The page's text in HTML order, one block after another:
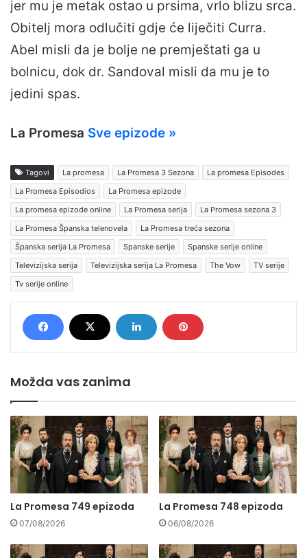
jer mu je metak ostao u prsima, vrlo blizu srca.
Obitelj mora odlučiti gdje će liječiti Curra.
Abel misli da je bolje ne premještati ga u
bolnicu, dok dr. Sandoval misli da mu je to
jedini spas.
La Promesa Sve epizode »
Tagovi La promesa La Promesa 3 Sezona
La promesa Episodes
La Promesa Episodios
La Promesa epizode
La promesa epizode online
La Promesa serija
La Promesa sezona 3
La Promesa Španska telenovela
La Promesa treća sezona
Španska serija La Promesa
Spanske serije
Spanske serije online
Televizijska serija
Televizijska serija La Promesa The Vow
TV serije
Tv serije online
Možda vas zanima
La Promesa 749 epizoda
07/08/2026
La Promesa 748 epizoda
06/08/2026